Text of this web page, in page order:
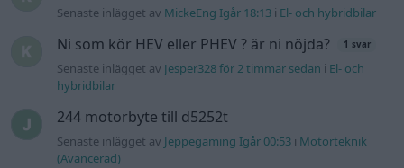
Senaste inlägget av MickeEng Igår 18:13 i El- och hybridbilar
Ni som kör HEV eller PHEV ? är ni nöjda? 1 svar
Senaste inlägget av Jesper328 för 2 timmar sedan i El- och
hybridbilar
244 motorbyte till d5252t
Senaste inlägget av Jeppegaming Igår 00:53 i Motorteknik
(Avancerad)